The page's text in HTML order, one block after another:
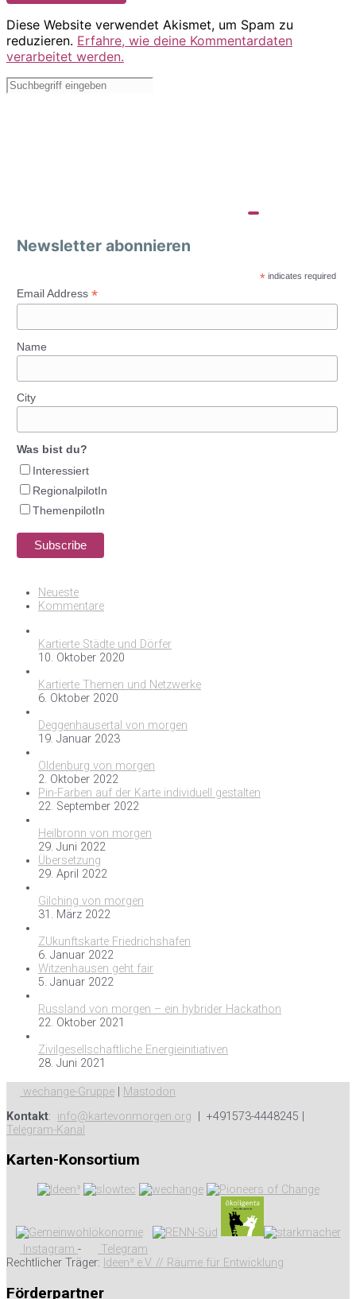
Diese Website verwendet Akismet, um Spam zu
reduzieren. Erfahre, wie deine Kommentardaten
verarbeitet werden.
Newsletter abonnieren
* indicates required
Email Address *
Name
City
Was bist du?
Interessiert
RegionalpilotIn
ThemenpilotIn
Neueste
Kommentare
Kartierte Städte und Dörfer
10. Oktober 2020
Kartierte Themen und Netzwerke
6. Oktober 2020
Deggenhausertal von morgen
19. Januar 2023
Oldenburg von morgen
2. Oktober 2022
Pin-Farben auf der Karte individuell gestalten
22. September 2022
Heilbronn von morgen
29. Juni 2022
Übersetzung
29. April 2022
Gilching von morgen
31. März 2022
ZUkunftskarte Friedrichshafen
6. Januar 2022
Witzenhausen geht fair
5. Januar 2022
Russland von morgen – ein hybrider Hackathon
22. Oktober 2021
Zivilgesellschaftliche Energieinitiativen
28. Juni 2021
wechange-Gruppe
Mastodon
Kontakt: info@kartevonmorgen.org | +491573-4448245 |
Telegram-Kanal
Karten-Konsortium
Instagram -
Telegram
Rechtlicher Träger: Ideen³ e.V. // Räume für Entwicklung
Förderpartner